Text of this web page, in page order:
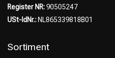
Register NR:90505247
USt-IdNr.: NL865339818B01
Sortiment